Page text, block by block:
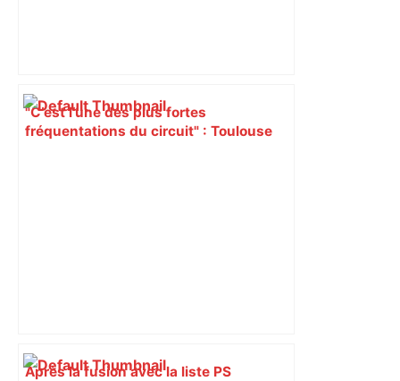
"C’est l’une des plus fortes
fréquentations du circuit" : Toulouse
Après la fusion avec la liste PS